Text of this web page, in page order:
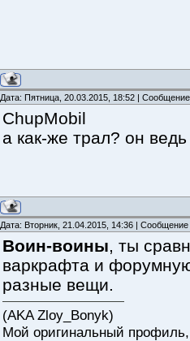
Дата: Пятница, 20.03.2015, 18:52 |
ChupMobil
а как-же трал? он
Дата: Вторник, 21.04.2015, 14:36 |
Воин-воины, ты
варкрафта и
разные вещи.
(AKA Zloy_Bonyk)
Мой оригинальный профиль,